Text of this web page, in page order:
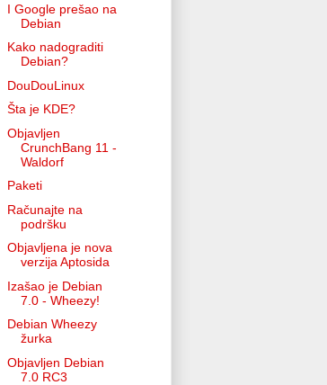
I Google prešao na
Debian
Kako nadograditi
Debian?
DouDouLinux
Šta je KDE?
Objavljen
CrunchBang 11 -
Waldorf
Paketi
Računajte na
podršku
Objavljena je nova
verzija Aptosida
Izašao je Debian
7.0 - Wheezy!
Debian Wheezy
žurka
Objavljen Debian
7.0 RC3